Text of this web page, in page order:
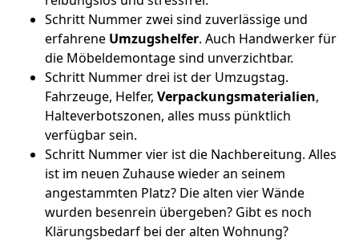
Schritt Nummer zwei sind zuverlässige und
erfahrene Umzugshelfer. Auch Handwerker für
die Möbeldemontage sind unverzichtbar.
Schritt Nummer drei ist der Umzugstag.
Fahrzeuge, Helfer, Verpackungsmaterialien,
Halteverbotszonen, alles muss pünktlich
verfügbar sein.
Schritt Nummer vier ist die Nachbereitung. Alles
ist im neuen Zuhause wieder an seinem
angestammten Platz? Die alten vier Wände
wurden besenrein übergeben? Gibt es noch
Klärungsbedarf bei der alten Wohnung?